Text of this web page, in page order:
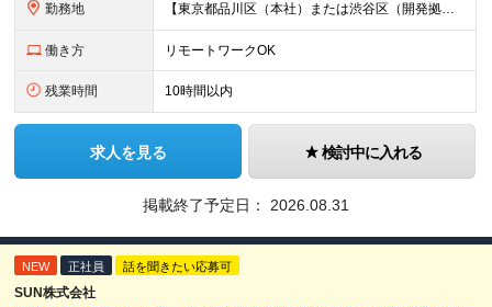
勤務地 【東京都品川区（本社）または渋谷区（開発拠点）各プロジェクト先の勤務地】 ◎リモート案件も多数のため在宅勤務も可能です！ 常駐・ハイブリッド型・フルリモートなど柔軟に対応しています。 ※転勤はございま
働き方 リモートワークOK
残業時間 10時間以内
求人を見る 検討中に入れる
掲載終了予定日： 2026.08.31
NEW 正社員 話を聞きたい応募可
SUN株式会社